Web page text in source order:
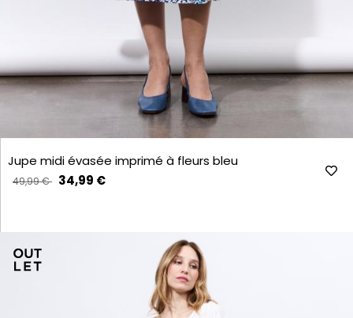
Jupe midi évasée imprimé à fleurs bleu
49,99 € 34,99 €